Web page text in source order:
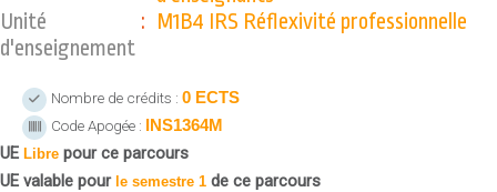
UFR FS (Chimie, Mathématique, Physique)
GEP (Génie Electrique des Procédés - Département composante)
Informatique (Département Composante)
Mécanique (Département composante)
Plan et accès
Intranet des personnels
Moodle
Emploi du temps
Unité
d'enseignement
: M1B4 IRS Réflexivité professionnelle
Nombre de crédits : 0 ECTS
Code Apogée : INS1364M
UE Libre pour ce parcours
UE valable pour le semestre 1 de ce parcours